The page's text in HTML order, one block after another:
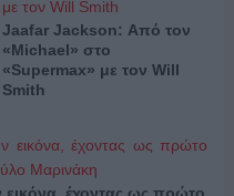
Jaafar Jackson: Από τον
«Michael» στο
«Supermax» με τον Will
Smith